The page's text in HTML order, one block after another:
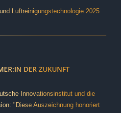
Luftreinigungstechnologie 2025
DER ZUKUNFT
Innovationsinstitut und die
"Diese Auszeichnung honoriert